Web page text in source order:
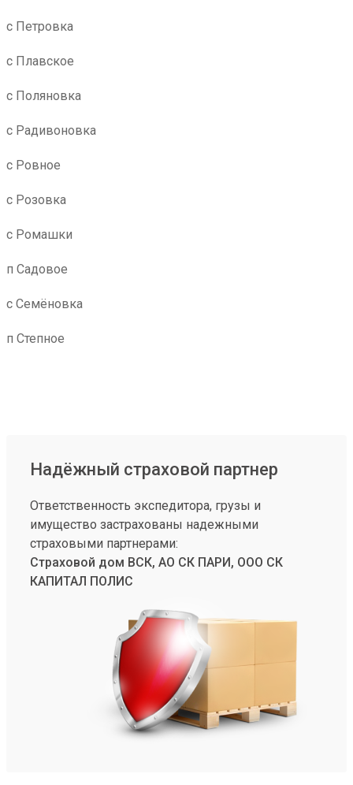
с Петровка
с Плавское
с Поляновка
с Радивоновка
с Ровное
с Розовка
с Ромашки
п Садовое
с Семёновка
п Степное
Надёжный страховой партнер
Ответственность экспедитора, грузы и
имущество застрахованы надежными
страховыми партнерами:
Страховой дом ВСК, АО СК ПАРИ, ООО СК
КАПИТАЛ ПОЛИС